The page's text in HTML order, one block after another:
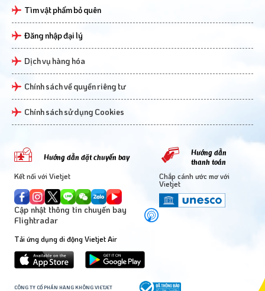
Tìm vật phẩm bỏ quên
Đăng nhập đại lý
Dịch vụ hàng hóa
Chính sách về quyền riêng tư
Chính sách sử dụng Cookies
Hướng dẫn đặt chuyến bay
Hướng dẫn
thanh toán
Kết nối với Vietjet
Cập nhật thông tin chuyến bay
Flightradar
Chắp cánh ước mơ với
Vietjet
Tải ứng dụng di động Vietjet Air
CÔNG TY CỔ PHẦN HÀNG KHÔNG VIETJET